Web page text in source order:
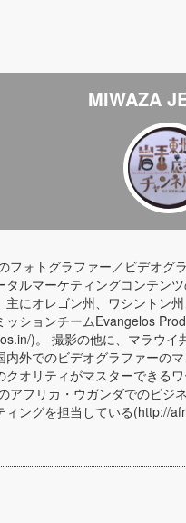
MIWAZA
フォトグラファー／ビデオグ
タルマーケティングコンテン
主にオレゴン州、ワシントン
ッションチームEvangelos
)。 撮影の他に、マラウイ
内外でのビデオグラファーの
クオリティがマスターできる
アフリカ・ウガンダでのビジ
ィングを担当している(http://